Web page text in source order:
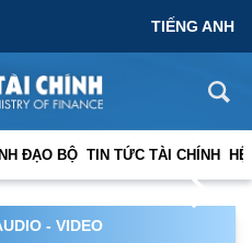
TIẾNG ANH
ĐẠO BỘ TIN TỨC TÀI CHÍNH HỆ
hoàn thiện thể chế
- VIDEO